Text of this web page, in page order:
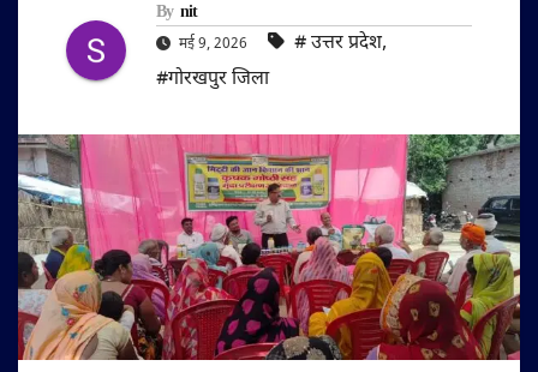
By nit
मई 9, 2026 #‌ उत्तर प्रदेश,
#गोरखपुर जिला